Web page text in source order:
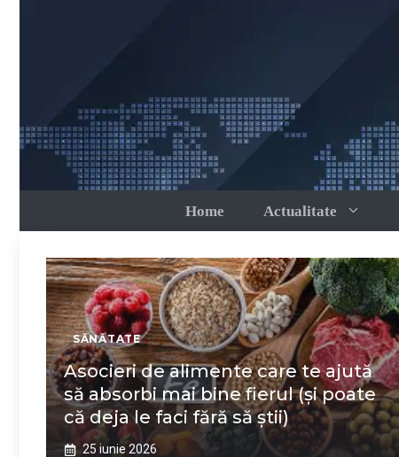
Home Actualitate
SĂNĂTATE
Asocieri de alimente care te ajută
să absorbi mai bine fierul (și poate
că deja le faci fără să știi)
25 iunie 2026